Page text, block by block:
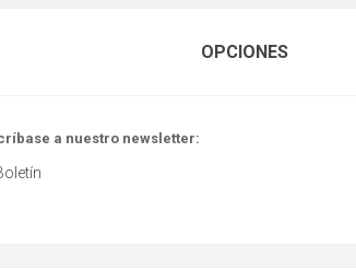
OPCIONES
a nuestro newsletter: